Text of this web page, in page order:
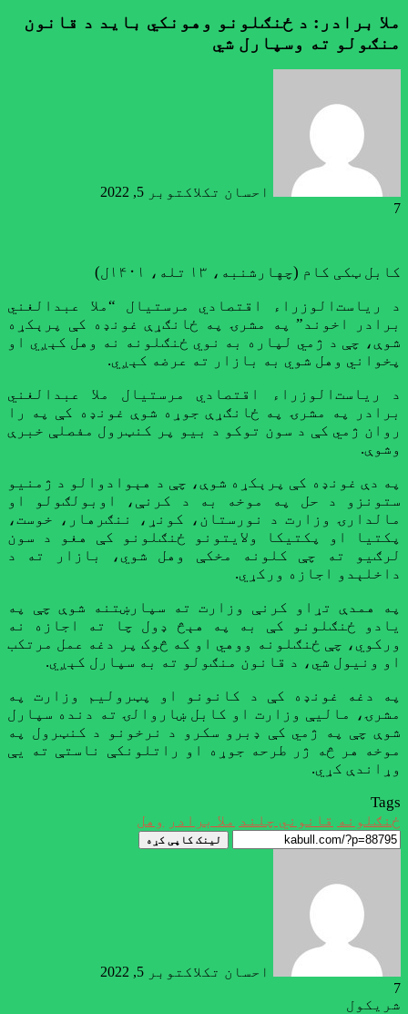
ملا برادر: د ځنګلونو وهونکي باید د قانون
منګولو ته وسپارل شي
احسان تکلاکتوبر 5, 2022
7
کابل ټکی کام (چهارشنبه، ۱۳ تله، ۱۴۰۱ل)
د ریاست‌الوزراء اقتصادي مرستیال “ملا عبدالغني
برادر اخوند” په مشرۍ په ځانګړې غونډه کې پرېکړه
شوې، چې د ژمي لپاره به نوي ځنګلونه نه وهل کېږي او
پخواني وهل شوي به بازار ته عرضه کېږي.
د ریاست‌الوزراء اقتصادي مرستیال ملا عبدالغني
برادر په مشرۍ په ځانګړې جوړه شوې غونډه کې په را
روان ژمي کې د سون توکو د بیو پر کنټرول مفصلې خبرې
وشوې.
په دې غونډه کې پرېکړه شوې، چې د هېوادوالو د ژمنیو
ستونزو د حل په موخه به د کرنې، اوبولګولو او
مالدارۍ وزارت د نورستان، کونړ، ننګرهار، خوست،
پکتیا او پکتیکا ولایتونو ځنګلونو کې هغو د سون
لرګیو ته چې کلونه مخکې وهل شوي، بازار ته د
داخلېدو اجازه ورکړي.
په همدې تړاو کرنې وزارت ته سپارښتنه شوې چې په
یادو ځنګلونو کې به په هېڅ ډول چا ته اجازه نه
ورکوي، چې ځنګلونه ووهي او که څوک پر دغه عمل مرتکب
او ونیول شي، د قانون منګولو ته به سپارل کېږي.
په دغه غونډه کې د کانونو او پټرولیم وزارت په
مشرۍ، مالیې وزارت او کابل ښاروالۍ ته دنده سپارل
شوې چې په ژمي کې ډبرو سکرو د نرخونو د کنټرول په
موخه هر څه ژر طرحه جوړه او راتلونکې ناستې ته یې
وړاندې کړي.
Tags
ځنګلونه قانوني چلند ملا برادر وهل
لینک کاپی کړه
احسان تکلاکتوبر 5, 2022
7
شریکول